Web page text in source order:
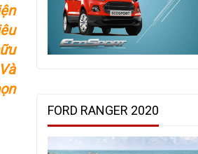
FORD RANGER 2020